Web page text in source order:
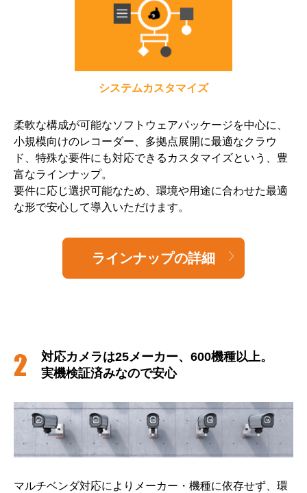
システムカスタマイズ
柔軟な構成が可能なソフトウェアパッケージを中心に、
小規模向けのレコーダー、多拠点展開に最適なクラウ
ド、特殊な要件にも対応できるカスタマイズという、豊
富なラインナップ。
要件に応じ選択可能なため、環境や用途に合わせた最適
な形で安心して導入いただけます。
ラインナップの詳細
対応カメラは25メーカー、600機種以上。
実機検証済みなので安心
マルチベンダ対応によりメーカー・機種に依存せず、環